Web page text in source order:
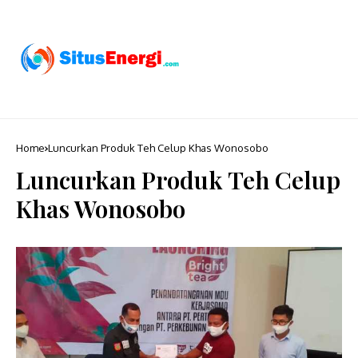
Home Luncurkan Produk Teh Celup Khas Wonosobo
Luncurkan Produk Teh Celup
Khas Wonosobo